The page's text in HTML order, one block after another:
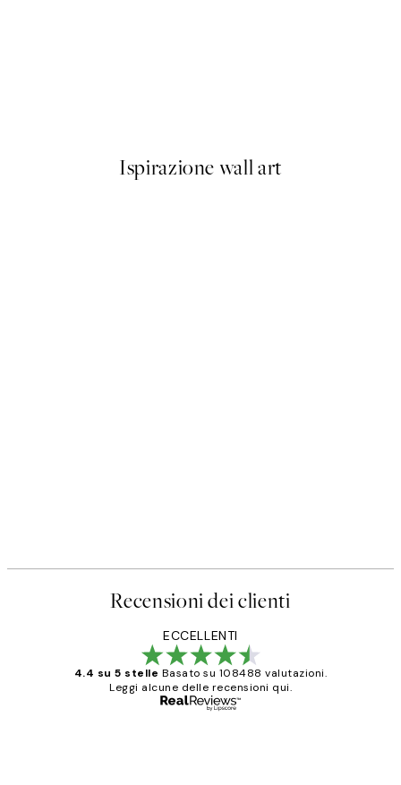
Ispirazione wall art
Recensioni dei clienti
ECCELLENTI
4.4 su 5 stelle Basato su 108488 valutazioni.
Leggi alcune delle recensioni qui.